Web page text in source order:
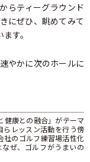
らティーグラウンド
にぜひ、眺めてみて
す。
やかに次のホールに
健康との融合」がテーマ
らレッスン活動を行う傍
社のゴルフ練習場活性化
ぜ、ゴルフがうまいの